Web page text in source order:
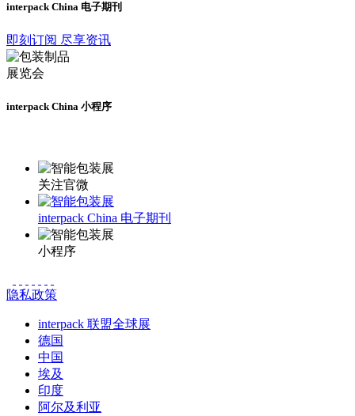
interpack China 电子期刊
即刻订阅 尽享资讯
interpack China 小程序
关注官微
interpack China 电子期刊
小程序
隐私政策
interpack 联盟全球展
德国
中国
埃及
印度
阿尔及利亚